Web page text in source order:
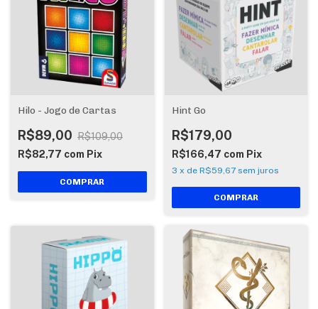
Hilo - Jogo de Cartas
R$89,00 R$109,00
R$82,77 com Pix
Hint Go
R$179,00
R$166,47 com Pix
3 x de R$59,67 sem juros